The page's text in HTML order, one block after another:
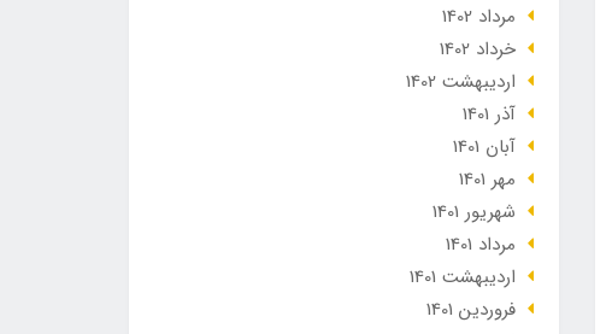
مرداد 1402
خرداد 1402
ارديبهشت 1402
آذر 1401
آبان 1401
مهر 1401
شهریور 1401
مرداد 1401
ارديبهشت 1401
فروردین 1401